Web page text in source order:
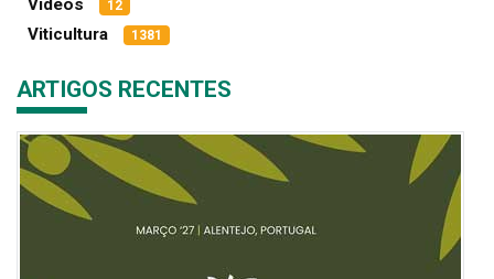
Vídeos 12
Viticultura 1381
ARTIGOS RECENTES